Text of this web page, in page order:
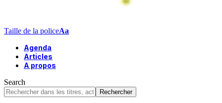
Taille de la policeAa
Agenda
Articles
A propos
Search